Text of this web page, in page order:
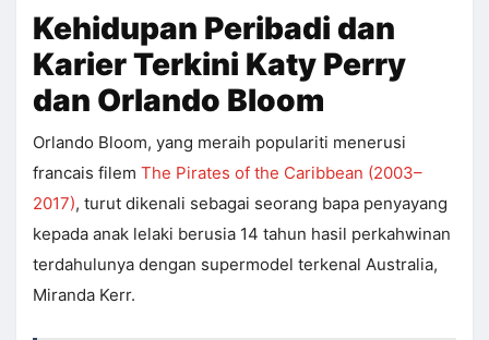
Kehidupan Peribadi dan
Karier Terkini Katy Perry
dan Orlando Bloom
Orlando Bloom, yang meraih populariti menerusi
francais filem The Pirates of the Caribbean (2003–
2017), turut dikenali sebagai seorang bapa penyayang
kepada anak lelaki berusia 14 tahun hasil perkahwinan
terdahulunya dengan supermodel terkenal Australia,
Miranda Kerr.